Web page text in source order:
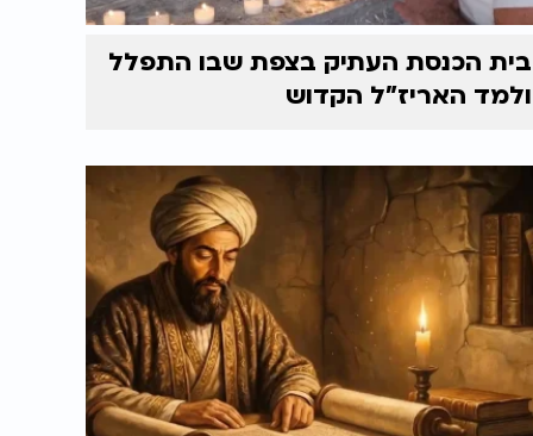
בית הכנסת העתיק בצפת שבו התפלל
ולמד האריז"ל הקדוש